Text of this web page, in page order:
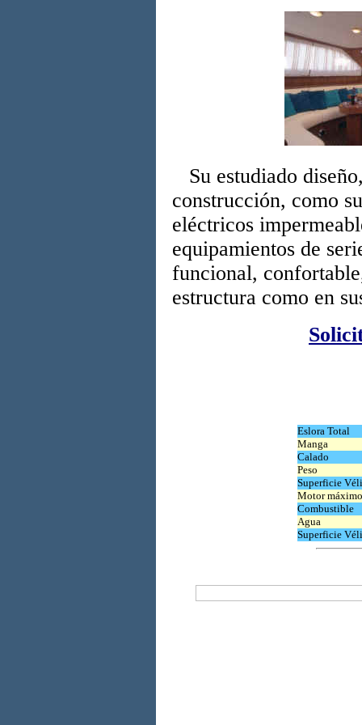
Su estudiado
construcción, como
eléctricos
equipamientos de
funcional,
estructura como en
Eslora Total
Manga
Calado
Peso
Superficie
Motor máximo
Combustible
Agua
Superficie